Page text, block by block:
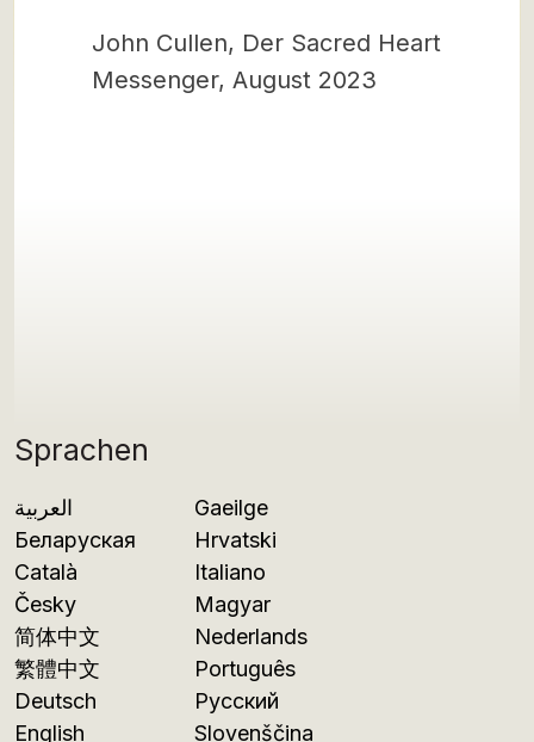
Sprachen
العربية
Беларуская
Català
Česky
简体中文
繁體中文
Deutsch
English
Gaeilge
Hrvatski
Italiano
Magyar
Nederlands
Português
Русский
Slovenščina
John Cullen, Der Sacred Heart
Messenger, August 2023